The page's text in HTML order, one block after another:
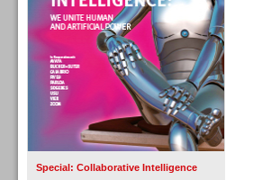
Special: Collaborative Intelligence
Inbound